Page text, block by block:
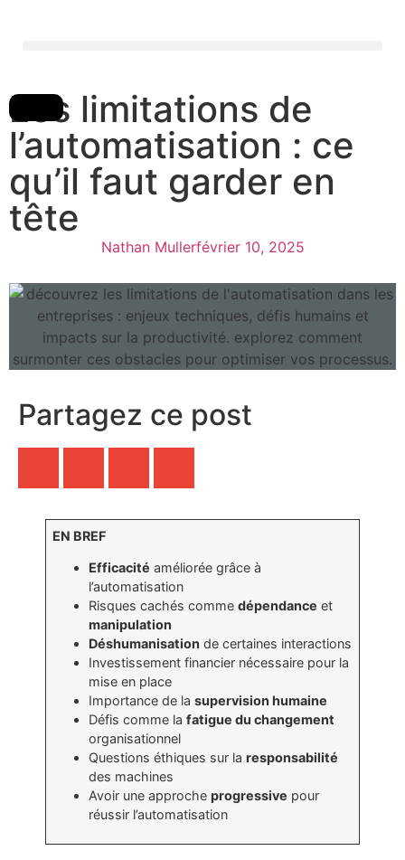
Les limitations de
l’automatisation : ce
qu’il faut garder en
tête
Nathan Mullerfévrier 10, 2025
Partagez ce post
EN BREF
Efficacité améliorée grâce à
l’automatisation
Risques cachés commedépendance et
manipulation
Déshumanisation de certaines interactions
Investissement financier nécessaire pour la
mise en place
Importance de lasupervision humaine
Défis comme lafatigue du changement
organisationnel
Questions éthiques sur laresponsabilité
des machines
Avoir une approcheprogressive pour
réussir l’automatisation